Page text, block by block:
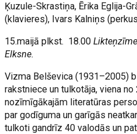
Ķuzule-Skrastiņa, Ērika Eglija-
(klavieres), Ivars Kalniņs
15.maijā plkst. 18.00
Elksne.
Vizma Belševica (1931–2005)
rakstniece un tulkotāja, viena
nozīmīgākajām literatūras
par godīguma un garīgās
tulkoti gandrīz 40 valodās un